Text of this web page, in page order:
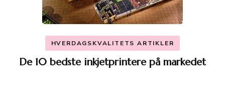
HVERDAGSKVALITETS ARTIKLER
De 10 bedste inkjetprintere på markedet